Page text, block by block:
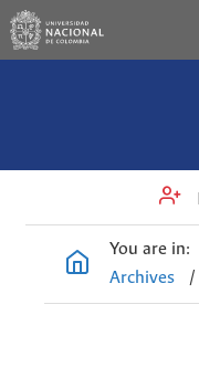
You are in:
Archives
/